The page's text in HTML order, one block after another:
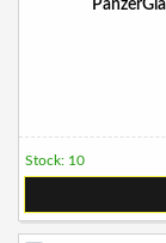
Stock: 10